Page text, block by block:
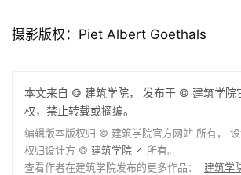
摄影版权：Piet Albert Goethals
本文来自 © 建筑学院， 发布于 © 建筑学院
权，禁止转载或摘编。
编辑版本版权归 © 建筑学院官方网站 所有，
权归设计方 © 建筑学院 ↗ 所有。
查看作者在建筑学院发布的更多作品： 建筑学